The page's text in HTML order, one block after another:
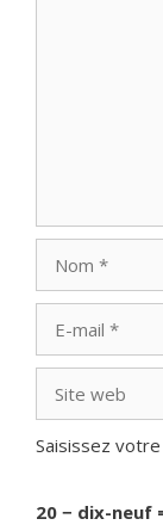
mail
web
Saisissez
20 − dix-neuf